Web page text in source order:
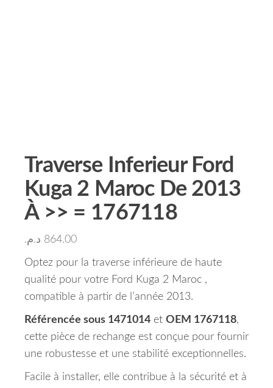
Traverse Inferieur Ford
Kuga 2 Maroc De 2013
À >> = 1767118
864.00 د.م.
Optez pour la traverse inférieure de haute
qualité pour votre Ford Kuga 2 Maroc ,
compatible à partir de l’année 2013.
Référencée sous 1471014 et OEM 1767118,
cette pièce de rechange est conçue pour fournir
une robustesse et une stabilité exceptionnelles.
Facile à installer, elle contribue à la sécurité et à